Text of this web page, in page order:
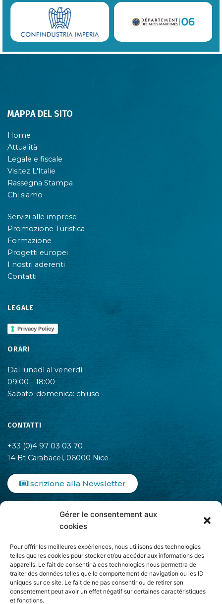
Gérer le consentement aux
cookies
Pour offrir les meilleures expériences, nous utilisons des technologies
telles que les cookies pour stocker et/ou accéder aux informations des
appareils. Le fait de consentir à ces technologies nous permettra de
traiter des données telles que le comportement de navigation ou les ID
uniques sur ce site. Le fait de ne pas consentir ou de retirer son
consentement peut avoir un effet négatif sur certaines caractéristiques
et fonctions.
MAPPA DEL SITO
Home
Attualità
Legale e fiscale
Visitez L'Italie
Rassegna Stampa
Chi siamo
Servizi alle imprese
Promozione Turistica
Formazione
Progetti europei
I nostri aderenti
Contatti
LEGALE
Privacy Policy
ORARI
Dal lunedì al venerdì:
09:00 - 18:00
Sabato-domenica: chiuso
CONTATTI
+33 (0)4 97 03 03 70
14 Bt Carabacel, 06000 Nice
Iscrizione alla Newsletter
b
o
o
k
-
f
a
g
r
a
m
i
n
e
d
i
n
-
i
Aderisce ad